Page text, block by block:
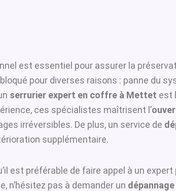
est essentiel pour assurer la
pour diverses raisons : panne du
serrurier expert en coffre à Mettet est
ces spécialistes maîtrisent l’
irréversibles. De plus, un service de
supplémentaire.
est préférable de faire appel à un expert
n’hésitez pas à demander un